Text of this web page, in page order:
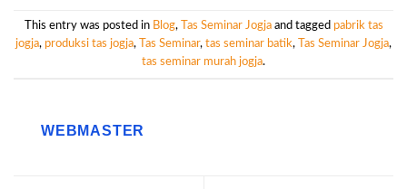
This entry was posted in Blog, Tas Seminar Jogjaand tagged pabrik tas
jogja, produksi tas jogja, Tas Seminar, tas seminar batik, Tas Seminar Jogja,
tas seminar murah jogja.
WEBMASTER